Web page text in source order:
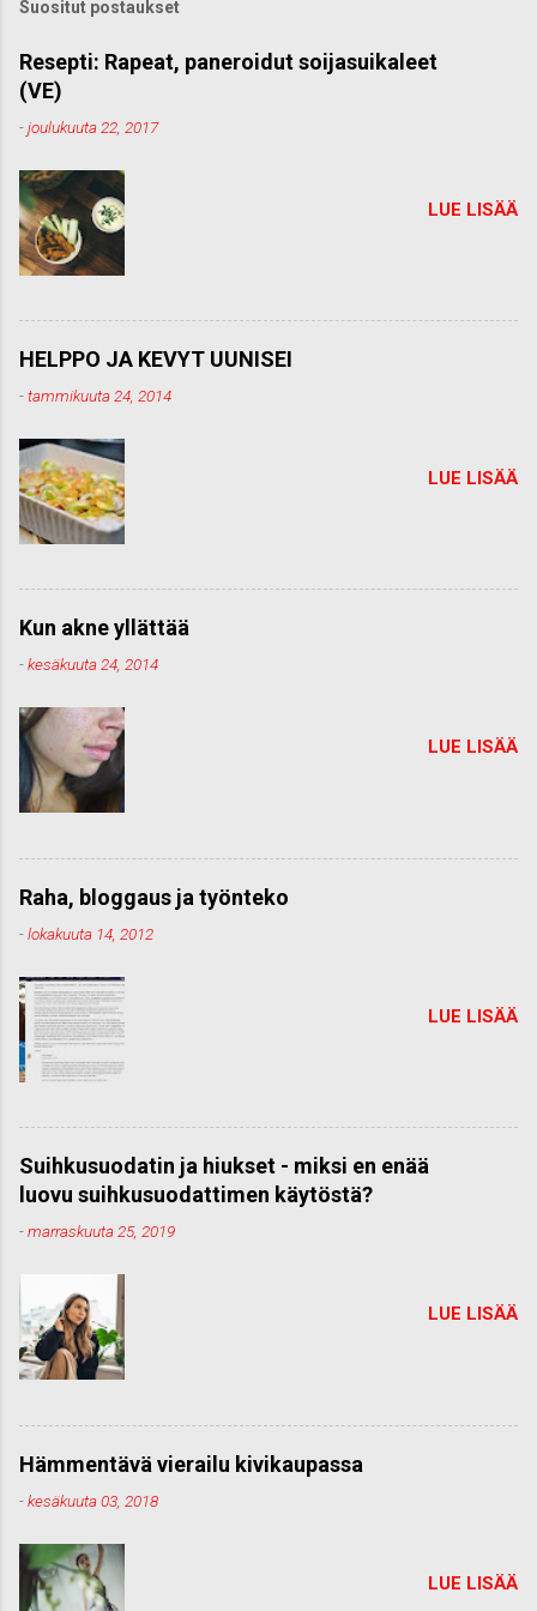
Suositut postaukset
Resepti: Rapeat, paneroidut soijasuikaleet
(VE)
-joulukuuta 22, 2017
LUE LISÄÄ
HELPPO JA KEVYT UUNISEI
-tammikuuta 24, 2014
LUE LISÄÄ
Kun akne yllättää
-kesäkuuta 24, 2014
LUE LISÄÄ
Raha, bloggaus ja työnteko
-lokakuuta 14, 2012
LUE LISÄÄ
Suihkusuodatin ja hiukset - miksi en enää
luovu suihkusuodattimen käytöstä?
-marraskuuta 25, 2019
LUE LISÄÄ
Hämmentävä vierailu kivikaupassa
-kesäkuuta 03, 2018
LUE LISÄÄ